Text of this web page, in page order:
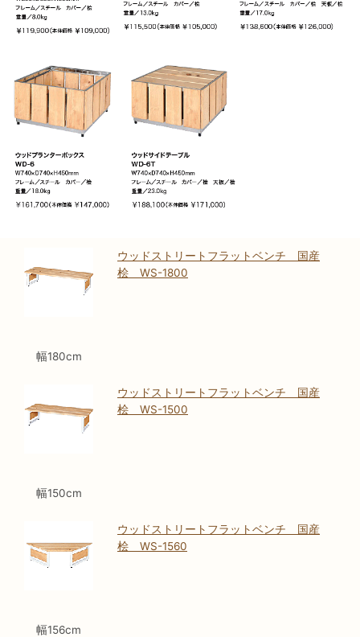
幅180cm
ウッドストリートフラットベンチ 国産
桧 WS-1800
幅150cm
ウッドストリートフラットベンチ 国産
桧 WS-1500
幅156cm
ウッドストリートフラットベンチ 国産
桧 WS-1560